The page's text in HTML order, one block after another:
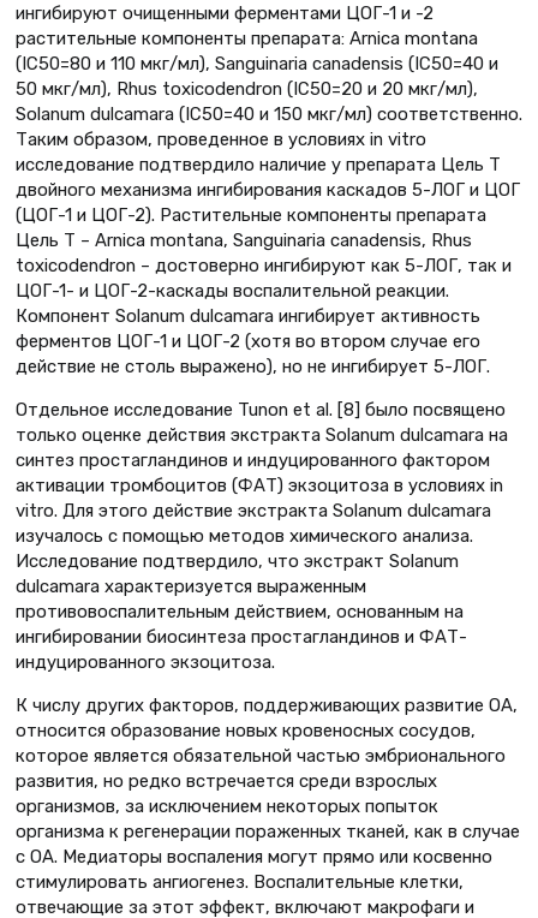
ингибируют очищенными ферментами ЦОГ-1 и -2
растительные компоненты препарата: Arnica montana
(IC50=80 и 110 мкг/мл), Sanguinaria canadensis (IC50=40 и
50 мкг/мл), Rhus toxicodendron (IC50=20 и 20 мкг/мл),
Solanum dulcamara (IC50=40 и 150 мкг/мл) соответственно.
Таким образом, проведенное в условиях in vitro
исследование подтвердило наличие у препарата Цель Т
двойного механизма ингибирования каскадов 5-ЛОГ и ЦОГ
(ЦОГ-1 и ЦОГ-2). Растительные компоненты препарата
Цель Т – Arnica montana, Sanguinaria canadensis, Rhus
toxicodendron – достоверно ингибируют как 5-ЛОГ, так и
ЦОГ-1- и ЦОГ-2-каскады воспалительной реакции.
Компонент Solanum dulcamara ингибирует активность
ферментов ЦОГ-1 и ЦОГ-2 (хотя во втором случае его
действие не столь выражено), но не ингибирует 5-ЛОГ.
Отдельное исследование Tunon et al. [8] было посвящено
только оценке действия экстракта Solanum dulcamara на
синтез простагландинов и индуцированного фактором
активации тромбоцитов (ФАТ) экзоцитоза в условиях in
vitro. Для этого действие экстракта Solanum dulcamara
изучалось с помощью методов химического анализа.
Исследование подтвердило, что экстракт Solanum
dulcamara характеризуется выраженным
противовоспалительным действием, основанным на
ингибировании биосинтеза простагландинов и ФАТ-
индуцированного экзоцитоза.
К числу других факторов, поддерживающих развитие ОА,
относится образование новых кровеносных сосудов,
которое является обязательной частью эмбрионального
развития, но редко встречается среди взрослых
организмов, за исключением некоторых попыток
организма к регенерации пораженных тканей, как в случае
с ОА. Медиаторы воспаления могут прямо или косвенно
стимулировать ангиогенез. Воспалительные клетки,
отвечающие за этот эффект, включают макрофаги и